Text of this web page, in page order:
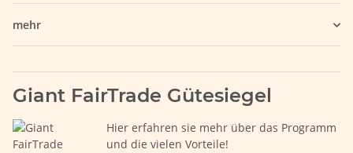
mehr
Giant FairTrade Gütesiegel
Hier erfahren sie mehr über das Programm
und die vielen Vorteile!